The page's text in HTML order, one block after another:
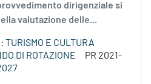
dirigenziale si
valutazione delle...
TURISMO E CULTURA
DI ROTAZIONE
PR 2021-